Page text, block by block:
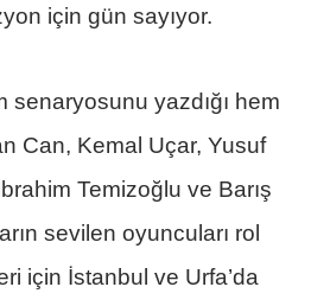
için gün sayıyor.
senaryosunu yazdığı hem
Can, Kemal Uçar, Yusuf
Temizoğlu ve Barış
sevilen oyuncuları rol
için İstanbul ve Urfa’da